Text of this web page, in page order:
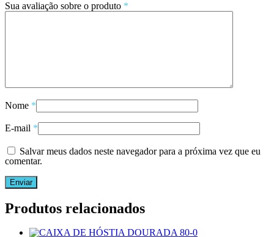
Sua avaliação sobre o produto *
Nome *
E-mail *
Salvar meus dados neste navegador para a próxima vez que eu
comentar.
Produtos relacionados